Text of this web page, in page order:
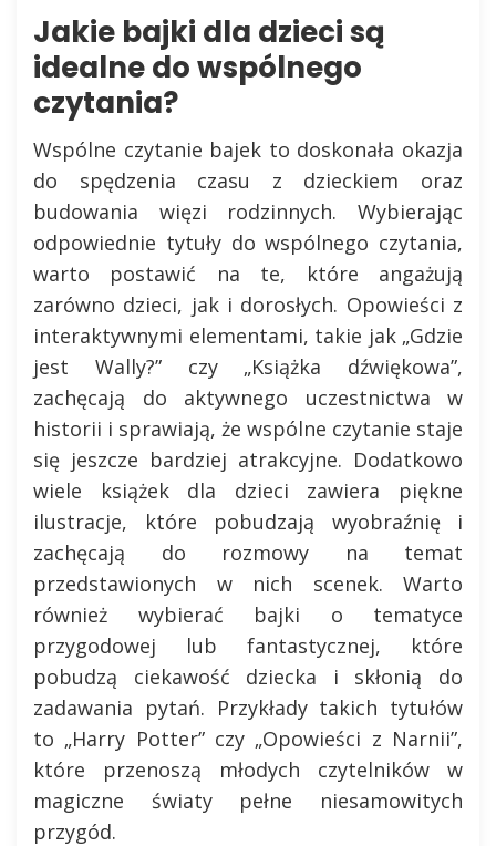
Jakie bajki dla dzieci są
idealne do wspólnego
czytania?
Wspólne czytanie bajek to doskonała okazja
do spędzenia czasu z dzieckiem oraz
budowania więzi rodzinnych. Wybierając
odpowiednie tytuły do wspólnego czytania,
warto postawić na te, które angażują
zarówno dzieci, jak i dorosłych. Opowieści z
interaktywnymi elementami, takie jak „Gdzie
jest Wally?” czy „Książka dźwiękowa”,
zachęcają do aktywnego uczestnictwa w
historii i sprawiają, że wspólne czytanie staje
się jeszcze bardziej atrakcyjne. Dodatkowo
wiele książek dla dzieci zawiera piękne
ilustracje, które pobudzają wyobraźnię i
zachęcają do rozmowy na temat
przedstawionych w nich scenek. Warto
również wybierać bajki o tematyce
przygodowej lub fantastycznej, które
pobudzą ciekawość dziecka i skłonią do
zadawania pytań. Przykłady takich tytułów
to „Harry Potter” czy „Opowieści z Narnii”,
które przenoszą młodych czytelników w
magiczne światy pełne niesamowitych
przygód.